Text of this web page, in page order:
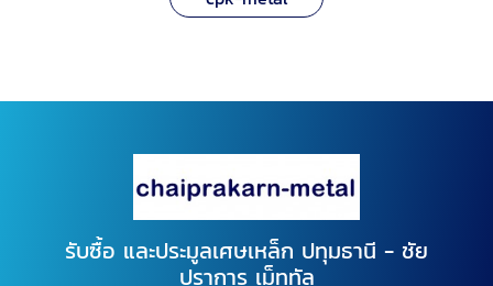
รับซื้อ และประมูลเศษเหล็ก ปทุมธานี - ชัย
ปราการ เม็ททัล